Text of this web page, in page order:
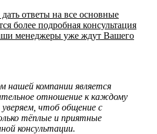
ответы на все основные
более подробная консультация
менеджеры уже ждут Вашего
нашей компании является
отношение к каждому
чтоб общение с
тёплые и приятные
консультации.